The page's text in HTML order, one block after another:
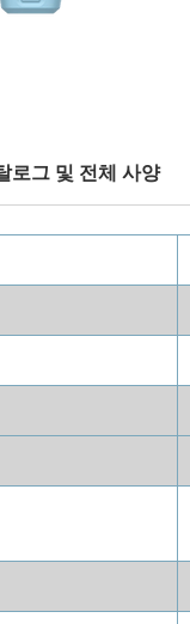
로그 및 전체 사양